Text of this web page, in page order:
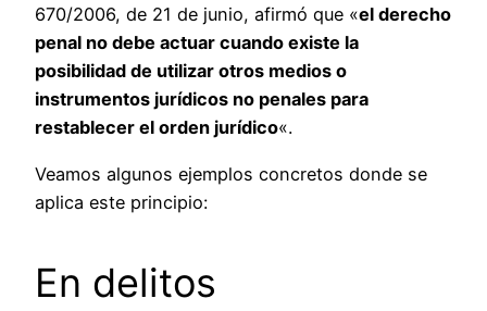
670/2006, de 21 de junio, afirmó que «el derecho
penal no debe actuar cuando existe la
posibilidad de utilizar otros medios o
instrumentos jurídicos no penales para
restablecer el orden jurídico«.
Veamos algunos ejemplos concretos donde se
aplica este principio:
En delitos